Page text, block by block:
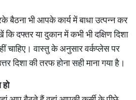
बैठना भी आपके कार्य में बाधा उत्पन्न कर
दफ्तर या दुकान में कभी भी दक्षिण दिशा
चाहिए। वास्तु के अनुसार वर्कप्लेस पर
दिशा की तरफ होना सही माना गया है।